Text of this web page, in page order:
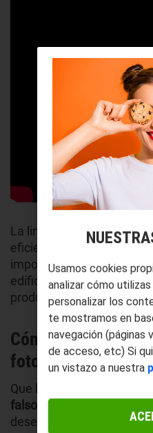
La limpieza de los
eficiencia. Por eso, el
importante si instalas
edificio. En zonas con
producción puede
Cómo reciclar los
fotovoltaicos
Que los paneles solares
falso.
Una vez ya han
desechados por ley
Usamos cookies
analizar cómo
personalizar los
te mostramos en
navegación (páginas
de acceso, etc) Si
un vistazo a nuestra